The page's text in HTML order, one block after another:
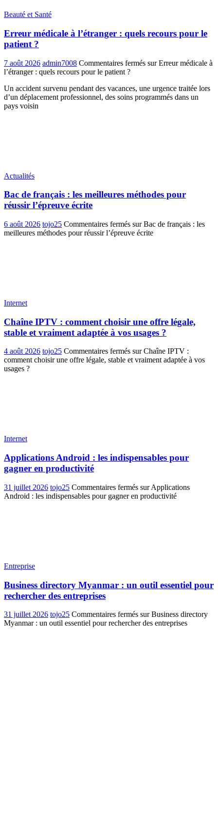
Beauté et Santé
Erreur médicale à l’étranger : quels recours pour le
patient ?
7 août 2026 admin7008 Commentaires fermés sur Erreur médicale à
l’étranger : quels recours pour le patient ?
Un accident survenu pendant des vacances, une urgence traitée lors
d’un déplacement professionnel, des soins programmés dans un
pays voisin
Actualités
Bac de français : les meilleures méthodes pour
réussir l’épreuve écrite
6 août 2026 tojo25 Commentaires fermés sur Bac de français : les
meilleures méthodes pour réussir l’épreuve écrite
Internet
Chaîne IPTV : comment choisir une offre légale,
stable et vraiment adaptée à vos usages ?
4 août 2026 tojo25 Commentaires fermés sur Chaîne IPTV :
comment choisir une offre légale, stable et vraiment adaptée à vos
usages ?
Internet
Applications Android : les indispensables pour
gagner en productivité
31 juillet 2026 tojo25 Commentaires fermés sur Applications
Android : les indispensables pour gagner en productivité
Entreprise
Business directory Myanmar : un outil essentiel pour
rechercher des entreprises
31 juillet 2026 tojo25 Commentaires fermés sur Business directory
Myanmar : un outil essentiel pour rechercher des entreprises